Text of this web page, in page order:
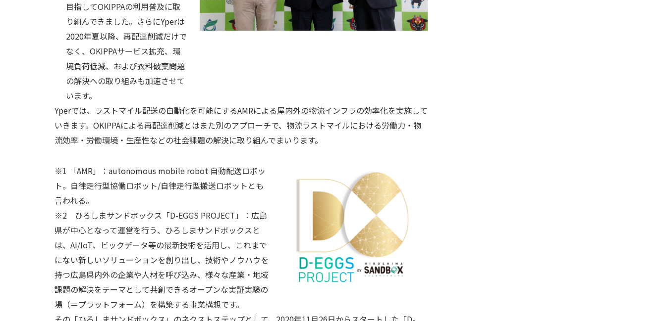
目指してOKIPPAの利用普及に取
り組んできました。さらにYperは
2020年夏以降、再配達削減だけで
なく、OKIPPAサービス拡充、環
境負荷低減、および衣料破棄問題
の解決への取り組みも加速させて
います。
Yperでは、ラストマイル配送の自動化を可能にするAMRによる屋内外の物流インフラの効率化を実施して
いきます。OKIPPAによる再配達削減とはまた別のアプローチで、物流ラストマイルにおける労働力・物
流効率・労働環境・生産性などの社会課題の解決に取り組んでまいります。
※1 「AMR」：autonomous mobile robot 自動配送ロボッ
ト。自律走行型協働ロボット/自律走行型搬送ロボットとも
言われる。
※2 ひろしまサンドボックス「D-EGGS PROJECT」：広島
県が中心となって運営を行う、ひろしまサンドボックスと
は、AI/IoT、ビックデータ等の最新技術を活用し、これまで
にない新しいソリューションを創り出し、技術やノウハウを
持つ広島県内外の企業や人材を呼び込み、様々な産業・地域
課題の解決をテーマとして共創できるオープンな実証実験の
場（＝プラットフォーム）を構築する事業構想です。